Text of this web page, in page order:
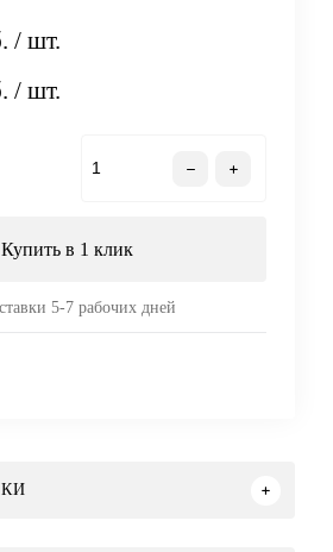
/ шт.
/ шт.
Купить в 1 клик
5-7 рабочих дней